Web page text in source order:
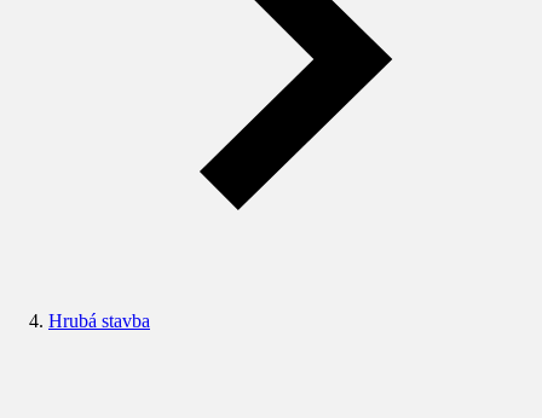
Hrubá stavba